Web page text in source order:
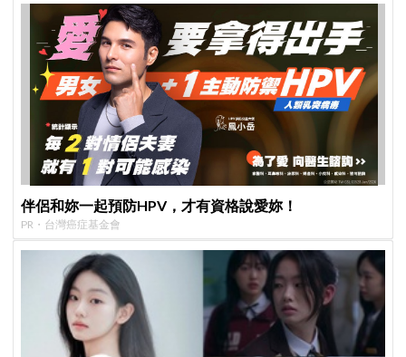
伴侶和妳一起預防HPV，才有資格說愛妳！
PR・台灣癌症基金會